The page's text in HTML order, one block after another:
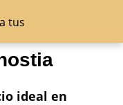
ideal en